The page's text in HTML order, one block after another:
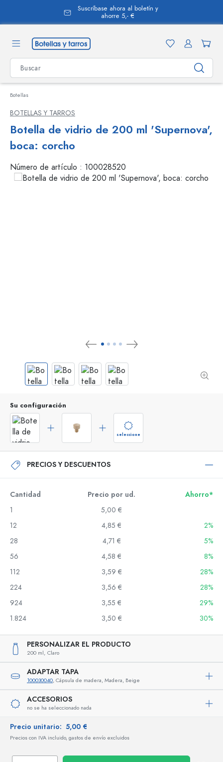
Suscríbase ahora al boletín y
ahorre 5,- €
Botellas
BOTELLAS Y TARROS
Botella de vidrio de 200 ml 'Supernova',
boca: corcho
Número de artículo : 100028520
Su configuración
seleccione
PRECIOS Y DESCUENTOS
Cantidad Precio por ud.
Ahorro*
1
5,00 €
12
4,85 €
2%
28
4,71 €
5%
56
4,58 €
8%
112
3,59 €
28%
224
3,56 €
28%
924
3,55 €
29%
1.824
3,50 € 30%
PERSONALIZAR EL PRODUCTO
200 ml, Claro
ADAPTAR TAPA
100030040, Cápsula de madera, Madera, Beige
ACCESORIOS
no se ha seleccionado nada
Precio unitario: 5,00 €
Precios con IVA incluido, gastos de envío excluidos